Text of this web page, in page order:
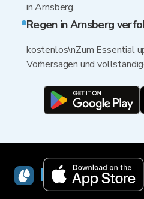
in Arnsberg.
Regen in Arnsberg
kostenlos\nZum Essential
Vorhersagen und
RainViewer